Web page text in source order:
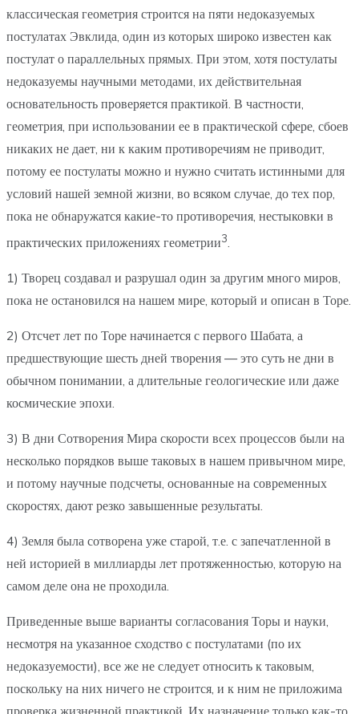
классическая геометрия строится на пяти недоказуемых
постулатах Эвклида, один из которых широко известен как
постулат о параллельных прямых. При этом, хотя постулаты
недоказуемы научными методами, их действительная
основательность проверяется практикой. В частности,
геометрия, при использовании ее в практической сфере, сбоев
никаких не дает, ни к каким противоречиям не приводит,
потому ее постулаты можно и нужно считать истинными для
условий нашей земной жизни, во всяком случае, до тех пор,
пока не обнаружатся какие-то противоречия, нестыковки в
практических приложениях геометрии3
1) Творец создавал и разрушал один за другим много миров,
пока не остановился на нашем мире, который и описан в Торе.
2) Отсчет лет по Торе начинается с первого Шабата, а
предшествующие шесть дней творения — это суть не дни в
обычном понимании, а длительные геологические или даже
космические эпохи.
3) В дни Сотворения Мира скорости всех процессов были на
несколько порядков выше таковых в нашем привычном мире,
и потому научные подсчеты, основанные на современных
скоростях, дают резко завышенные результаты.
4) Земля была сотворена уже старой, т.е. с запечатленной в
ней историей в миллиарды лет протяженностью, которую на
самом деле она не проходила.
Приведенные выше варианты согласования Торы и науки,
несмотря на указанное сходство с постулатами (по их
недоказуемости), все же не следует относить к таковым,
поскольку на них ничего не строится, и к ним не приложима
проверка жизненной практикой. Их назначение только как-то